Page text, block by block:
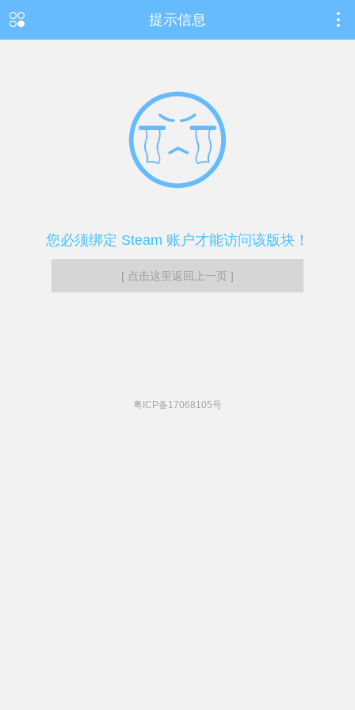
提示信息
您必须绑定 Steam 账户才能访问该版块！
[ 点击这里返回上一页 ]
粤ICP备17068105号